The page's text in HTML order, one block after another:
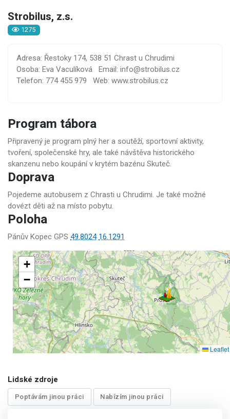
Strobilus, z.s.
1275
Adresa: Řestoky 174, 538 51 Chrast u Chrudimi
Osoba: Eva Vaculíková
Email: info@strobilus.cz
Telefon: 774 455 979
Web: www.strobilus.cz
Program tábora
Připravený je program plný her a soutěží, sportovní aktivity,
tvoření, společenské hry, ale také návštěva historického
skanzenu nebo koupání v krytém bazénu Skuteč.
Doprava
Pojedeme autobusem z Chrasti u Chrudimi. Je také možné
dovézt děti až na místo pobytu.
Poloha
Pánův Kopec GPS 49.8024 16.1291
+
−
Leaflet
Lidské zdroje
Poptávám jinou práci Nabízím jinou práci